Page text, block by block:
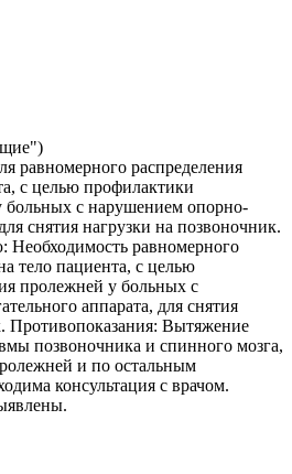
равномерного распределения
с целью профилактики
больных с нарушением опорно-
снятия нагрузки на позвоночник.
равномерного
тело пациента, с целью
пролежней у больных с
аппарата, для снятия
Противопоказания: Вытяжение
позвоночника и спинного мозга,
и по остальным
консультация с врачом.